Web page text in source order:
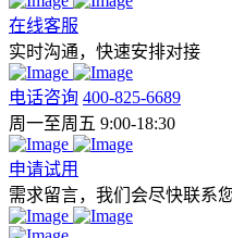
在线客服
实时沟通，快速安排对接
电话咨询 400-825-6689
周一至周五 9:00-18:30
申请试用
需求留言，我们会尽快联系